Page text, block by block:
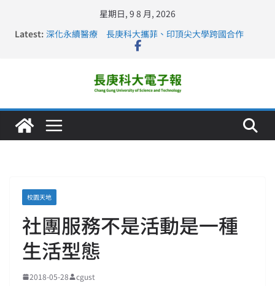
星期日, 9 8 月, 2026
Latest: 深化永續醫療 長庚科大攜菲、印頂尖大學跨國合作
長庚科大訪凱瑟醫療集團、美容學校收穫豐
仁德醫專與長庚科大締結策略聯盟 培育護理尖兵
長庚科大連四年穩居《遠見》醫學大學第5名 辦學實力再
校園天地
社團服務不是活動是一種
生活型態
2018-05-28 cgust